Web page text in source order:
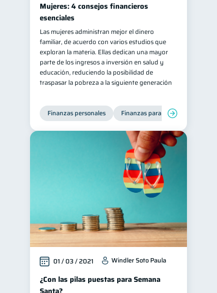
Mujeres: 4 consejos financieros
esenciales
Las mujeres administran mejor el dinero
familiar, de acuerdo con varios estudios que
exploran la materia. Ellas dedican una mayor
parte de los ingresos a inversión en salud y
educación, reduciendo la posibilidad de
traspasar la pobreza a la siguiente generación
Finanzas personales Finanzas para mujeres
01 / 03 / 2021 Windler Soto Paula
¿Con las pilas puestas para Semana